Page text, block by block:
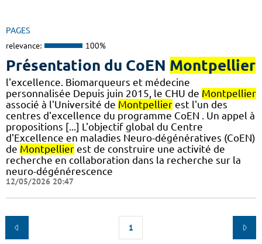
PAGES
relevance: 100%
Présentation du CoEN Montpellier
l'excellence. Biomarqueurs et médecine
personnalisée Depuis juin 2015, le CHU de Montpellier
associé à l'Université de Montpellier est l'un des
centres d'excellence du programme CoEN . Un appel à
propositions [...] L'objectif global du Centre
d'Excellence en maladies Neuro-dégénératives (CoEN)
de Montpellier est de construire une activité de
recherche en collaboration dans la recherche sur la
neuro-dégénérescence
12/05/2026 20:47
1